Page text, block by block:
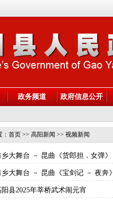
政务频道 政府信息公开
首页 >> 高阳新闻 >> 视频新闻
乡大舞台 － 昆曲《货郎担．女弹》
乡大舞台 － 昆曲《宝剑记 － 夜奔》
阳县2025年莘桥武术闹元宵